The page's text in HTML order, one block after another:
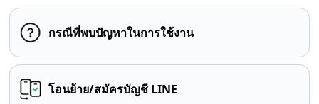
กรณีที่พบปัญหาในการใช้งาน
โอนย้าย/สมัครบัญชี LINE